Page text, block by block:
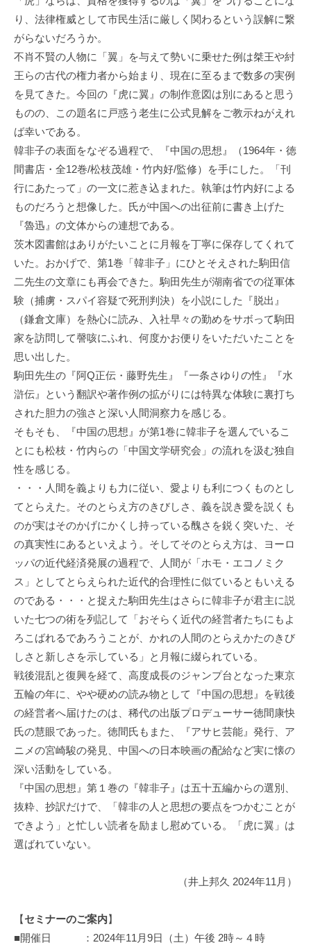
り、法律権威として市民生活に厳しく関わるという誤解に繋
がらないだろうか。
不肖不賢の人物に「翼」を与えて勢いに乗せた例は桀王や紂
王らの古代の権力者から始まり、現在に至るまで数多の実例
を見てきた。今回の『虎に翼』の制作意図は別にあると思う
ものの、この題名に戸惑う老生に公式見解をご教示ねがえれ
ば幸いである。
韓非子の表面をなぞる過程で、『中国の思想』（1964年・徳
間書店・全12巻/松枝茂雄・竹内好/監修）を手にした。「刊
行にあたって」の一文に惹き込まれた。執筆は竹内好による
ものだろうと想像した。氏が中国への出征前に書き上げた
『魯迅』の文体からの連想である。
茨木図書館はありがたいことに月報を丁寧に保存してくれて
いた。おかげで、第1巻「韓非子」にひとそえされた駒田信
二先生の文章にも再会できた。駒田先生が湖南省での従軍体
験（捕虜・スパイ容疑で死刑判決）を小説にした『脱出』
（鎌倉文庫）を熱心に読み、入社早々の勤めをサボって駒田
家を訪問して謦咳にふれ、何度かお便りをいただいたことを
思い出した。
駒田先生の『阿Q正伝・藤野先生』『一条さゆりの性』『水
滸伝』という翻訳や著作例の拡がりには特異な体験に裏打ち
された胆力の強さと深い人間洞察力を感じる。
そもそも、『中国の思想』が第1巻に韓非子を選んでいるこ
とにも松枝・竹内らの「中国文学研究会」の流れを汲む独自
性を感じる。
・・・人間を義よりも力に従い、愛よりも利につくものとし
てとらえた。そのとらえ方のきびしさ、義を説き愛を説くも
のが実はそのかげにかくし持っている醜さを鋭く突いた、そ
の真実性にあるといえよう。そしてそのとらえ方は、ヨーロ
ッパの近代経済発展の過程で、人間が「ホモ・エコノミク
ス」としてとらえられた近代的合理性に似ているともいえる
のである・・・と捉えた駒田先生はさらに韓非子が君主に説
いた七つの術を列記して「おそらく近代の経営者たちにもよ
ろこばれるであろうことが、かれの人間のとらえかたのきび
しさと新しさを示している」と月報に綴られている。
戦後混乱と復興を経て、高度成長のジャンプ台となった東京
五輪の年に、やや硬めの読み物として『中国の思想』を戦後
の経営者へ届けたのは、稀代の出版プロデューサー徳間康快
氏の慧眼であった。徳間氏もまた、『アサヒ芸能』発行、ア
ニメの宮崎駿の発見、中国への日本映画の配給など実に懐の
深い活動をしている。
『中国の思想』第１巻の『韓非子』は五十五編からの選別、
抜粋、抄訳だけで、「韓非の人と思想の要点をつかむことが
できよう」と忙しい読者を励まし慰めている。「虎に翼」は
選ばれていない。
（井上邦久 2024年11月）
【セミナーのご案内】
■開催日 ：2024年11月9日（土）午後 2時～４時